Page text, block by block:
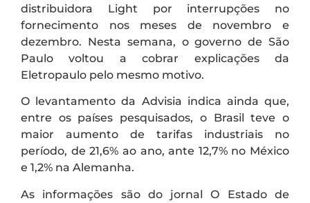
distribuidora Light por interrupções no
fornecimento nos meses de novembro e
dezembro. Nesta semana, o governo de São
Paulo voltou a cobrar explicações da
Eletropaulo pelo mesmo motivo.
O levantamento da Advisia indica ainda que,
entre os países pesquisados, o Brasil teve o
maior aumento de tarifas industriais no
período, de 21,6% ao ano, ante 12,7% no México
e 1,2% na Alemanha.
As informações são do jornal O Estado de